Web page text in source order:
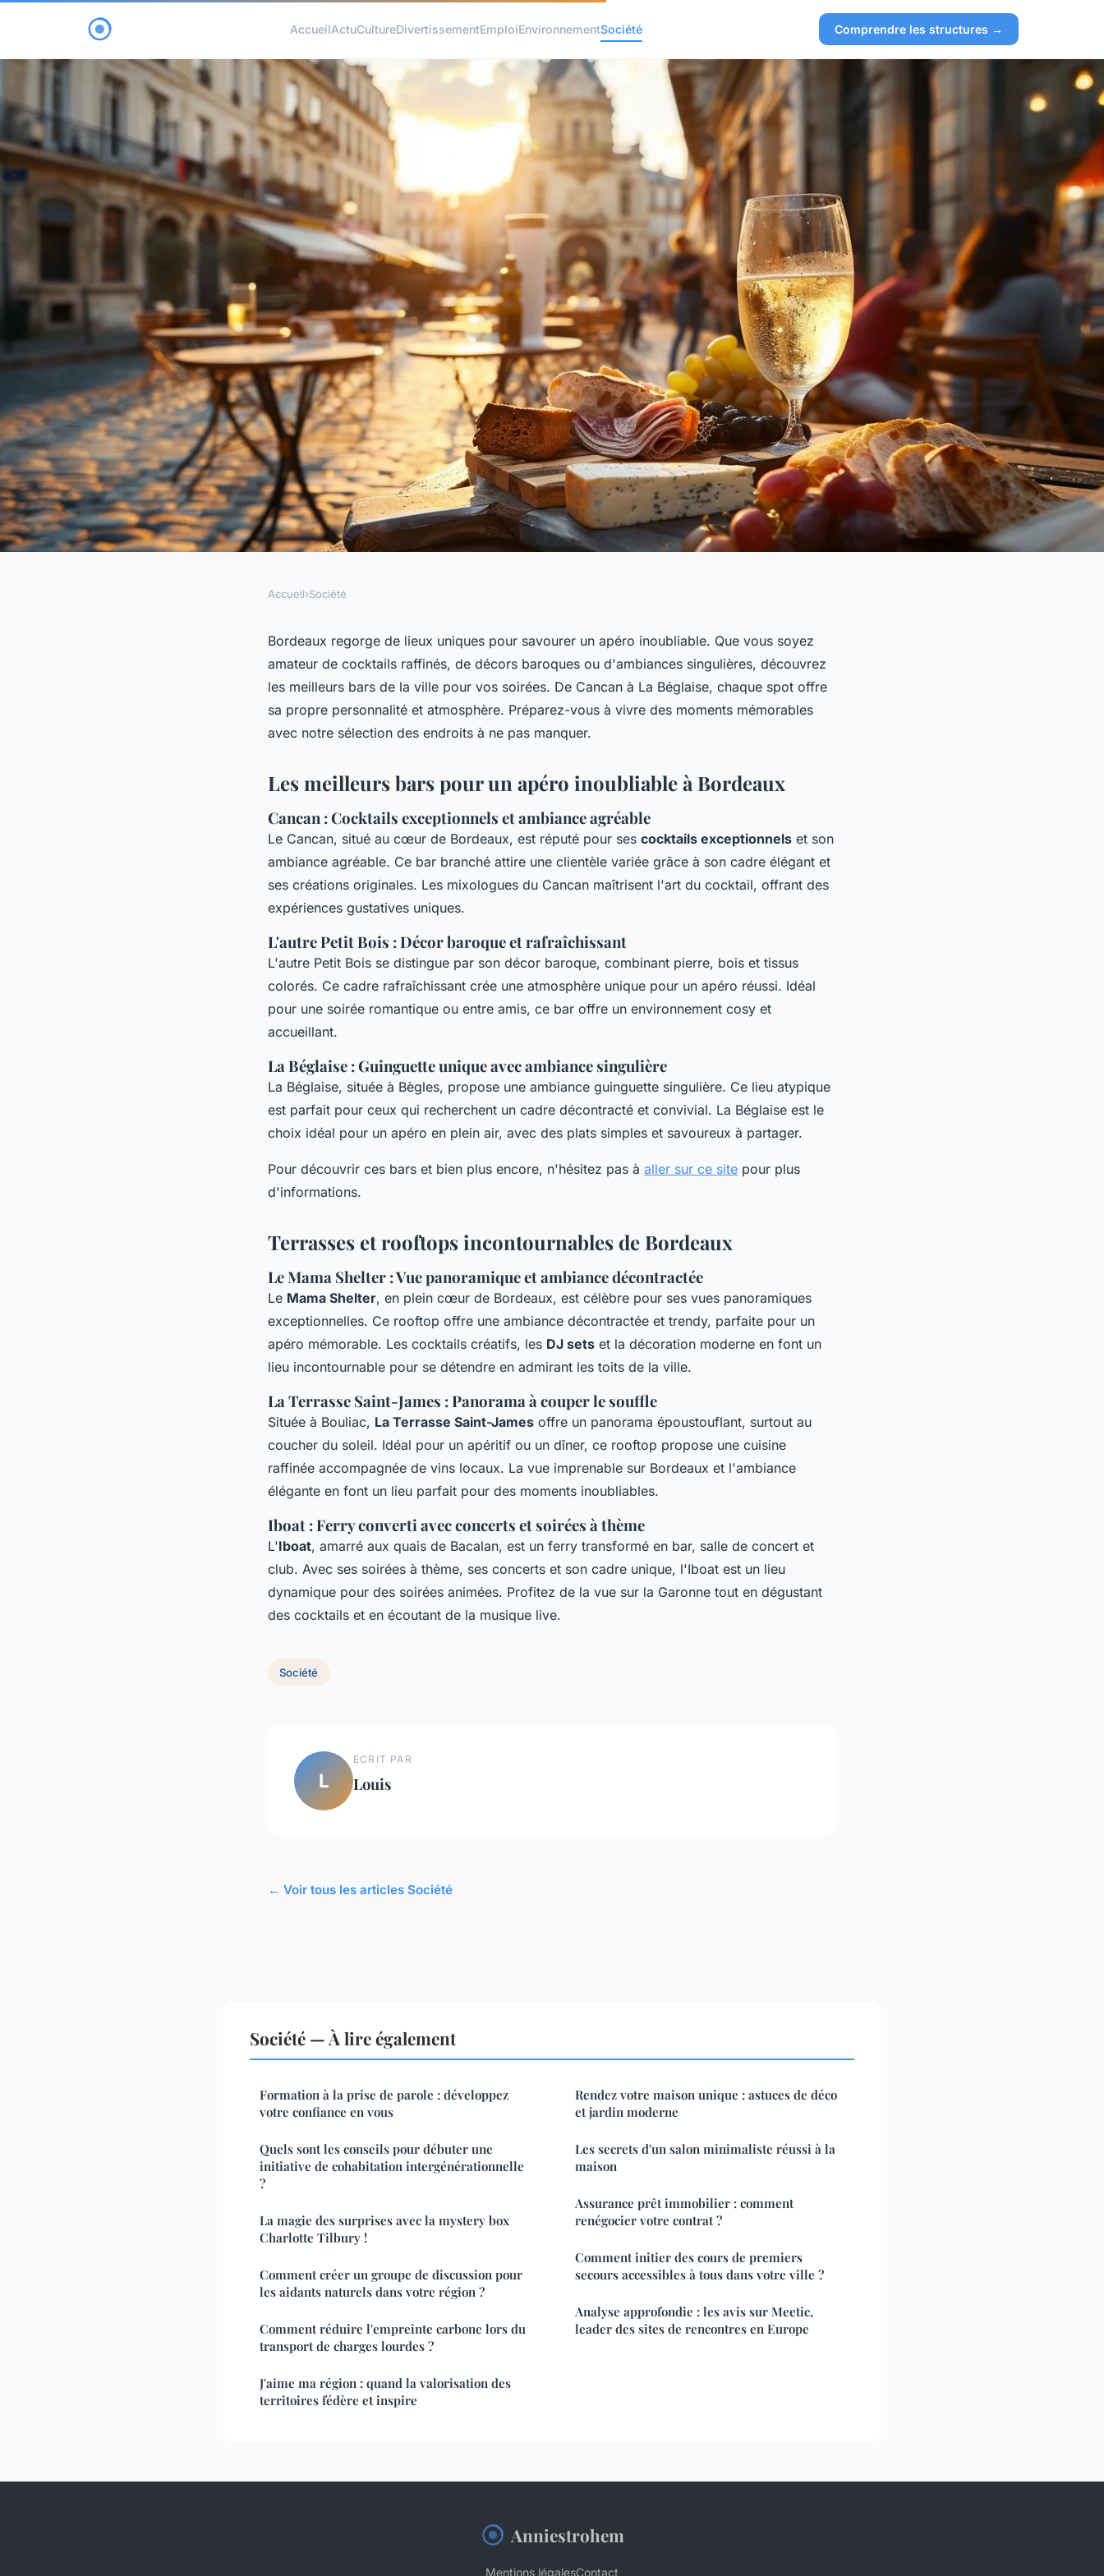
AccueilActuCultureDivertissementEmploiEnvironnementSociété Comprendre les structures →
Les meilleurs spots pour un apéro
bordeaux inoubliable
Accueil›Société
Bordeaux regorge de lieux uniques pour savourer un apéro inoubliable. Que vous soyez
amateur de cocktails raffinés, de décors baroques ou d'ambiances singulières, découvrez
les meilleurs bars de la ville pour vos soirées. De Cancan à La Béglaise, chaque spot offre
sa propre personnalité et atmosphère. Préparez-vous à vivre des moments mémorables
avec notre sélection des endroits à ne pas manquer.
Les meilleurs bars pour un apéro inoubliable à Bordeaux
Cancan : Cocktails exceptionnels et ambiance agréable
Le Cancan, situé au cœur de Bordeaux, est réputé pour ses cocktails exceptionnels et son
ambiance agréable. Ce bar branché attire une clientèle variée grâce à son cadre élégant et
ses créations originales. Les mixologues du Cancan maîtrisent l'art du cocktail, offrant des
expériences gustatives uniques.
L'autre Petit Bois : Décor baroque et rafraîchissant
L'autre Petit Bois se distingue par son décor baroque, combinant pierre, bois et tissus
colorés. Ce cadre rafraîchissant crée une atmosphère unique pour un apéro réussi. Idéal
pour une soirée romantique ou entre amis, ce bar offre un environnement cosy et
accueillant.
La Béglaise : Guinguette unique avec ambiance singulière
La Béglaise, située à Bègles, propose une ambiance guinguette singulière. Ce lieu atypique
est parfait pour ceux qui recherchent un cadre décontracté et convivial. La Béglaise est le
choix idéal pour un apéro en plein air, avec des plats simples et savoureux à partager.
Pour découvrir ces bars et bien plus encore, n'hésitez pas à aller sur ce site pour plus
d'informations.
Terrasses et rooftops incontournables de Bordeaux
Le Mama Shelter : Vue panoramique et ambiance décontractée
Le Mama Shelter, en plein cœur de Bordeaux, est célèbre pour ses vues panoramiques
exceptionnelles. Ce rooftop offre une ambiance décontractée et trendy, parfaite pour un
apéro mémorable. Les cocktails créatifs, les DJ sets et la décoration moderne en font un
lieu incontournable pour se détendre en admirant les toits de la ville.
La Terrasse Saint-James : Panorama à couper le souffle
Située à Bouliac, La Terrasse Saint-James offre un panorama époustouflant, surtout au
coucher du soleil. Idéal pour un apéritif ou un dîner, ce rooftop propose une cuisine
raffinée accompagnée de vins locaux. La vue imprenable sur Bordeaux et l'ambiance
élégante en font un lieu parfait pour des moments inoubliables.
Iboat : Ferry converti avec concerts et soirées à thème
L'Iboat, amarré aux quais de Bacalan, est un ferry transformé en bar, salle de concert et
club. Avec ses soirées à thème, ses concerts et son cadre unique, l'Iboat est un lieu
dynamique pour des soirées animées. Profitez de la vue sur la Garonne tout en dégustant
des cocktails et en écoutant de la musique live.
Société
L
ECRIT PAR
Louis
← Voir tous les articles Société
Société — À lire également
Formation à la prise de parole : développez
votre confiance en vous
Quels sont les conseils pour débuter une
initiative de cohabitation intergénérationnelle
?
La magie des surprises avec la mystery box
Charlotte Tilbury !
Comment créer un groupe de discussion pour
les aidants naturels dans votre région ?
Comment réduire l'empreinte carbone lors du
transport de charges lourdes ?
J'aime ma région : quand la valorisation des
territoires fédère et inspire
Rendez votre maison unique : astuces de déco
et jardin moderne
Les secrets d'un salon minimaliste réussi à la
maison
Assurance prêt immobilier : comment
renégocier votre contrat ?
Comment initier des cours de premiers
secours accessibles à tous dans votre ville ?
Analyse approfondie : les avis sur Meetic,
leader des sites de rencontres en Europe
Anniestrohem
Mentions légalesContact